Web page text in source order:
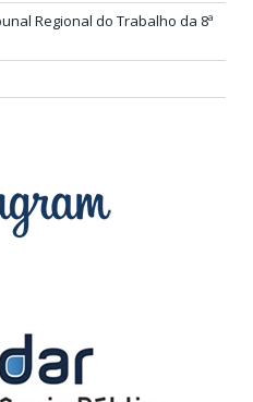
Regional do Trabalho da 8ª